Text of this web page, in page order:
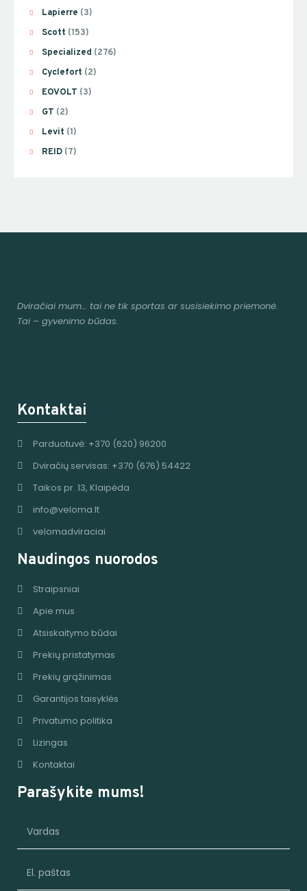
Lapierre (3)
Scott (153)
Specialized (276)
Cyclefort (2)
EOVOLT (3)
GT (2)
Levit (1)
REID (7)
Dviračiai mum… tai ne tik sportas ar susisiekimo priemonė.
Tai – gyvenimo būdas.
Kontaktai
Parduotuvė: +370 (620) 96200
Dviračių servisas: +370 (676) 54422
Taikos pr. 13, Klaipėda
info@veloma.lt
velomadviraciai
Naudingos nuorodos
Straipsniai
Apie mus
Atsiskaitymo būdai
Prekių pristatymas
Prekių grąžinimas
Garantijos taisyklės
Privatumo politika
Lizingas
Kontaktai
Parašykite mums!